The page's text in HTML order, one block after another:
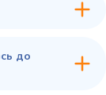
до